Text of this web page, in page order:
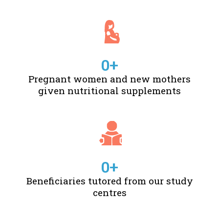
Pregnant women and new mothers
given nutritional supplements
0+
Beneficiaries tutored from our study
centres
0+